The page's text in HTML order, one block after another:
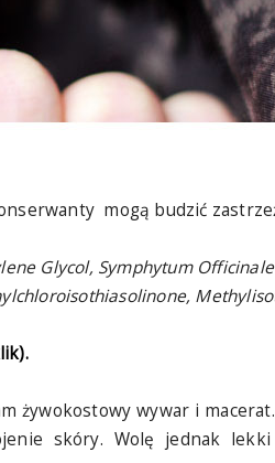
mogą budzić
Glycol, Symphytum
żywokostowy wywar i
skóry. Wolę jednak